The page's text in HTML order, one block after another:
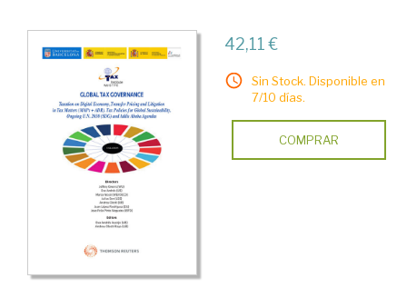
42,11 €
Sin Stock. Disponible en
7/10 días.
COMPRAR